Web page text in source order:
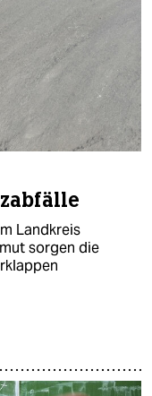
Landkreis
sorgen die